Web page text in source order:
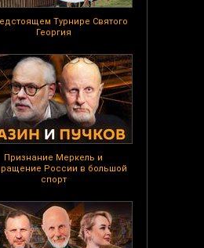
Турнире Святого
Георгия
Признание Меркель и
России в большой
спорт